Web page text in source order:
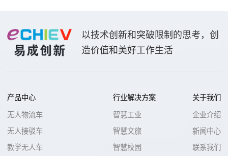
以技术创新和突破限制的思考，创
造价值和美好工作生活
产品中心
无人物流车
无人接驳车
教学无人车
行业解决方案
智慧工业
智慧文旅
智慧校园
关于我们
企业介绍
新闻中心
联系我们